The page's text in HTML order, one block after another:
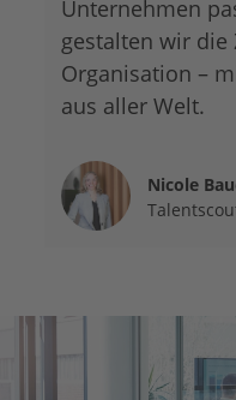
Unternehmen
gestalten wir die
Organisation –
aus aller Welt.
Nicole